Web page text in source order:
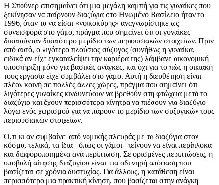
Η Σπούνερ επισημαίνει ότι μια μεγάλη καμπή για τις γυναίκες που
ξεκίνησαν να παίρνουν διαζύγια στο Ηνωμένο Βασίλειο ήταν το
1996, όταν το να είσαι «νοικοκύρης» αναγνωρίστηκε ως
συνεισφορά στο γάμο, πράγμα που σημαίνει ότι οι γυναίκες
δικαιούνταν δικαιότερο μερίδιο των περιουσιακών στοιχείων. Πριν
από αυτό, ο λιγότερο πλούσιος σύζυγος (συνήθως η γυναίκα,
ειδικά αν είχε εγκαταλείψει την καριέρα της) λάμβανε οικονομική
υποστήριξη μόνο για βασικές ανάγκες, και όχι για το πώς η οικιακή
τους εργασία είχε συμβάλει στο γάμο. Αυτή η διευθέτηση είναι
πλέον κοινή σε πολλές άλλες χώρες, πράγμα που σημαίνει ότι
λιγότερες γυναίκες κινδυνεύουν να βρεθούν στη φτώχεια μετά το
διαζύγιο και έχουν περισσότερα κίνητρα να πιέσουν για διαζύγιο
λόγω ενός χωρισμού για να πάρουν το μερίδιο των συζυγικών τους
περιουσιακών στοιχείων.
Ό,τι κι αν συμβαίνει από νομικής πλευράς με τα διαζύγια στον
κόσμο, τελικά, τα ίδια –όπως οι γάμοι– τείνουν να είναι περίπλοκα
και διαφοροποιημένα ανά περίπτωση. Σε ορισμένες περιπτώσεις, η
υποβολή αίτησης διαζυγίου είναι μια οδυνηρή απόφαση που
βασίζεται σε χρόνια δυστυχίας. Για άλλους, η κατάθεση είναι
περισσότερο μια πρακτική κίνηση, που βασίζεται στην ανάγκη